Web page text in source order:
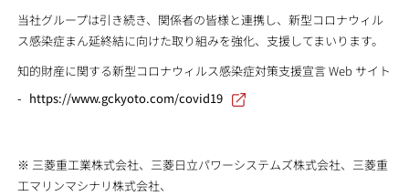
当社グループは引き続き、関係者の皆様と連携し、新型コロナウィル
ス感染症まん延終結に向けた取り組みを強化、支援してまいります。
知的財産に関する新型コロナウィルス感染症対策支援宣言 Web サイト
https://www.gckyoto.com/covid19
※ 三菱重工業株式会社、三菱日立パワーシステムズ株式会社、三菱重
工マリンマシナリ株式会社、